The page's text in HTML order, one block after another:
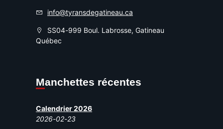
info@tyransdegatineau.ca
SS04-999 Boul. Labrosse, Gatineau
Québec
Manchettes récentes
Calendrier 2026
2026-02-23